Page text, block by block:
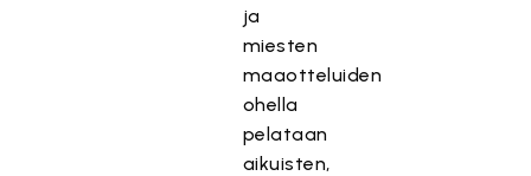
ja
miesten
maaotteluiden
ohella
pelataan
aikuisten,